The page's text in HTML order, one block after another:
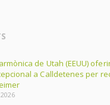
de Utah (EEUU)
a Calldetenes per